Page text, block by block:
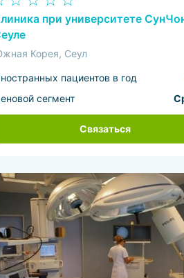
при университете
Корея, Сеул
пациентов в год
сегмент
Связаться